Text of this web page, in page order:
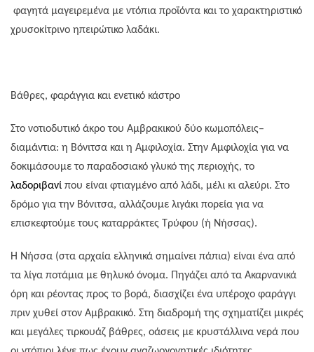
φαγητά μαγειρεμένα με ντόπια προϊόντα και το χαρακτηριστικό
χρυσοκίτρινο ηπειρώτικο λαδάκι.
Βάθρες, φαράγγια και ενετικό κάστρο
Στο νοτιοδυτικό άκρο του Αμβρακικού δύο κωμοπόλεις–
διαμάντια: η Βόνιτσα και η Αμφιλοχία. Στην Αμφιλοχία για να
δοκιμάσουμε το παραδοσιακό γλυκό της περιοχής, το
λαδοριβανί που είναι φτιαγμένο από λάδι, μέλι κι αλεύρι. Στο
δρόμο για την Βόνιτσα, αλλάζουμε λιγάκι πορεία για να
επισκεφτούμε τους καταρράκτες Τρύφου (ή Νήσσας).
Η Νήσσα (στα αρχαία ελληνικά σημαίνει πάπια) είναι ένα από
τα λίγα ποτάμια με θηλυκό όνομα. Πηγάζει από τα Ακαρνανικά
όρη και ρέοντας προς το βορά, διασχίζει ένα υπέροχο φαράγγι
πριν χυθεί στον Αμβρακικό. Στη διαδρομή της σχηματίζει μικρές
και μεγάλες τιρκουάζ βάθρες, οάσεις με κρυστάλλινα νερά που